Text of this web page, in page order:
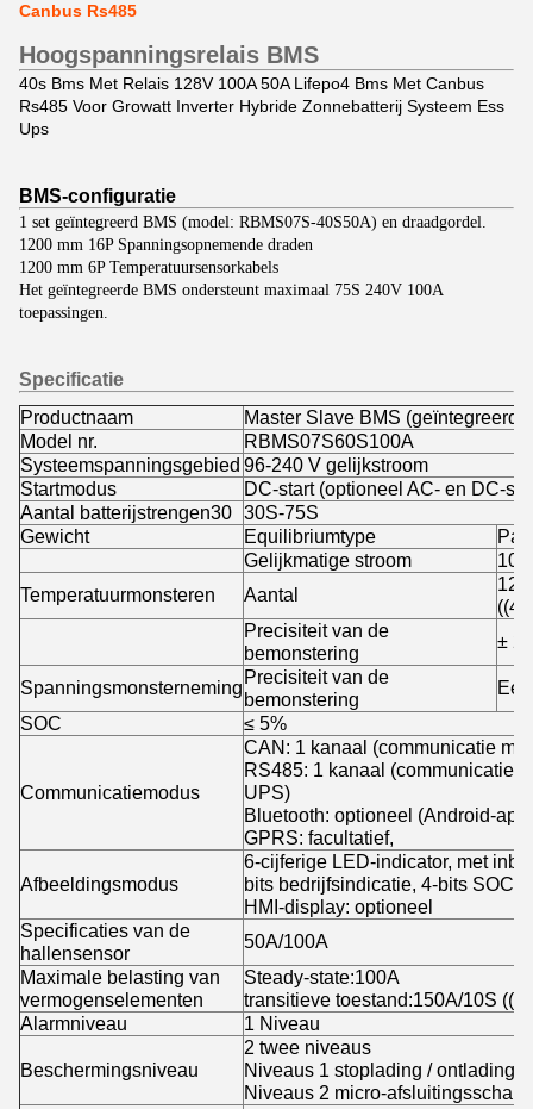
Canbus Rs485
Hoogspanningsrelais BMS
40s Bms Met Relais 128V 100A 50A Lifepo4 Bms Met Canbus
Rs485 Voor Growatt Inverter Hybride Zonnebatterij Systeem Ess
Ups
BMS-configuratie
1 set geïntegreerd BMS (model: RBMS07S-40S50A) en draadgordel.
1200 mm 16P Spanningsopnemende draden
1200 mm 6P Temperatuursensorkabels
Het geïntegreerde BMS ondersteunt maximaal 75S 240V 100A
toepassingen.
Specificatie
Productnaam
Master Slave BMS (geïntegreerd
Model nr.
RBMS07S60S100A
Systeemspanningsgebied 96-240 V gelijkstroom
Startmodus
DC-start (optioneel AC- en DC-
Aantal batterijstrengen30 30S-75S
Gewicht
Equilibriumtype
Gelijkmatige stroom
Temperatuurmonsteren
Aantal
12
Precisiteit van de
bemonstering
±
SpanningsmonsternemingPrecisiteit van de
bemonstering
SOC
≤ 5%
Communicatiemodus
CAN: 1 kanaal (communicatie
RS485: 1 kanaal (communicatie
UPS)
Bluetooth: optioneel (Android-
GPRS: facultatief,
Afbeeldingsmodus
6-cijferige LED-indicator, met
bits bedrijfsindicatie, 4-bits SOC-
HMI-display: optioneel
Specificaties van de
hallensensor
50A/100A
Maximale belasting van
vermogenselementen
Steady-state:100A
transitieve toestand:150A/10S
Alarmniveau
1 Niveau
Beschermingsniveau
2 twee niveaus
Niveaus 1 stoplading / ontlading
Niveaus 2 micro-